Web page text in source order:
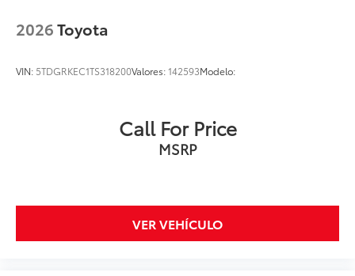
2026Toyota
VIN: 5TDGRKEC1TS318200Valores:142593Modelo:
Call For Price
MSRP
VER VEHÍCULO